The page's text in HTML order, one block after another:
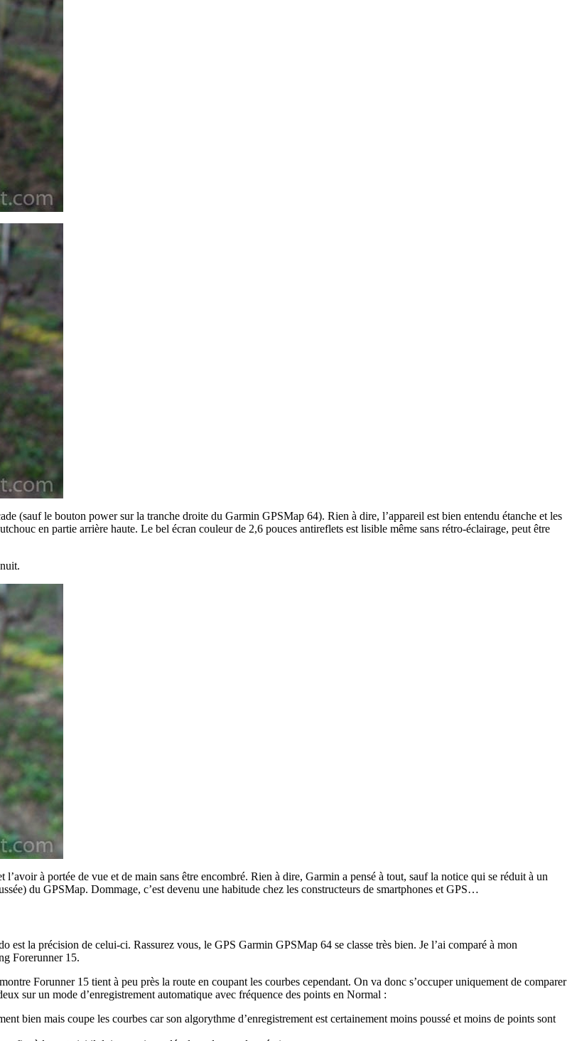
(sauf le bouton power sur la tranche droite du Garmin GPSMap 64). Rien à dire, l’appareil est bien entendu étanche et les
en partie arrière haute. Le bel écran couleur de 2,6 pouces antireflets est lisible même sans rétro-éclairage, peut être
à portée de vue et de main sans être encombré. Rien à dire, Garmin a pensé à tout, sauf la notice qui se réduit à un
du GPSMap. Dommage, c’est devenu une habitude chez les constructeurs de smartphones et GPS…
est la précision de celui-ci. Rassurez vous, le GPS Garmin GPSMap 64 se classe très bien. Je l’ai comparé à mon
Forerunner 15.
Forunner 15 tient à peu près la route en coupant les courbes cependant. On va donc s’occuper uniquement de comparer
sur un mode d’enregistrement automatique avec fréquence des points en Normal :
bien mais coupe les courbes car son algorythme d’enregistrement est certainement moins poussé et moins de points sont